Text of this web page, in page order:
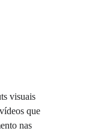
visuais
que
nas